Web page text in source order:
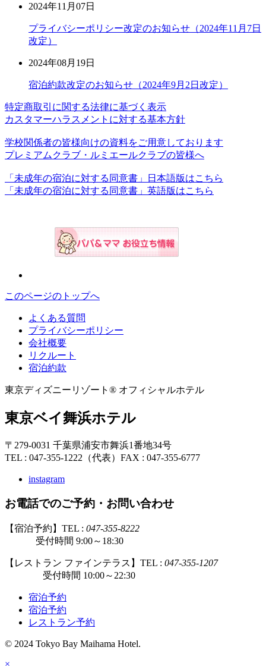
2024年11月07日
プライバシーポリシー改定のお知らせ（2024年11月7日
改定）
2024年08月19日
宿泊約款改定のお知らせ（2024年9月2日改定）
特定商取引に関する法律に基づく表示
カスタマーハラスメントに対する基本方針
学校関係者の皆様向けの資料をご用意しております
プレミアムクラブ・ルミエールクラブの皆様へ
「未成年の宿泊に対する同意書」日本語版はこちら
「未成年の宿泊に対する同意書」英語版はこちら
このページのトップへ
よくある質問
プライバシーポリシー
会社概要
リクルート
宿泊約款
東京ディズニーリゾート® オフィシャルホテル
東京ベイ舞浜ホテル
〒279-0031 千葉県浦安市舞浜1番地34号
TEL : 047-355-1222（代表） FAX : 047-355-6777
instagram
お電話でのご予約・お問い合わせ
【宿泊予約】TEL : 047-355-8222
受付時間 9:00～18:30
【レストラン ファインテラス】TEL : 047-355-1207
受付時間 10:00～22:30
宿泊予約
宿泊予約
レストラン予約
© 2024 Tokyo Bay Maihama Hotel.
×